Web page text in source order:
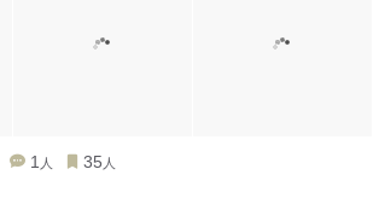
1 人 35 人